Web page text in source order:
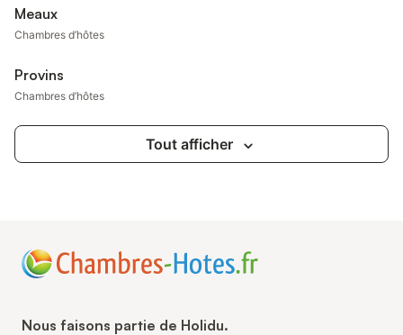
Meaux
Chambres d’hôtes
Provins
Chambres d’hôtes
Tout afficher
Nous faisons partie de Holidu.